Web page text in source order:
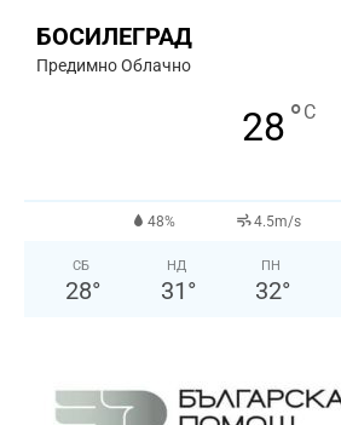
БОСИЛЕГРАД
Предимно Облачно
28°C
48% 4.5m/s
СБ
28°
НД
31 °
ПН
32°